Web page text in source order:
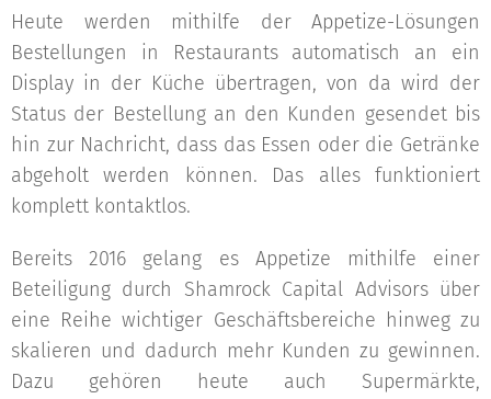
Heute werden mithilfe der Appetize-Lösungen
Bestellungen in Restaurants automatisch an ein
Display in der Küche übertragen, von da wird der
Status der Bestellung an den Kunden gesendet bis
hin zur Nachricht, dass das Essen oder die Getränke
abgeholt werden können. Das alles funktioniert
komplett kontaktlos.
Bereits 2016 gelang es Appetize mithilfe einer
Beteiligung durch Shamrock Capital Advisors über
eine Reihe wichtiger Geschäftsbereiche hinweg zu
skalieren und dadurch mehr Kunden zu gewinnen.
Dazu gehören heute auch Supermärkte,